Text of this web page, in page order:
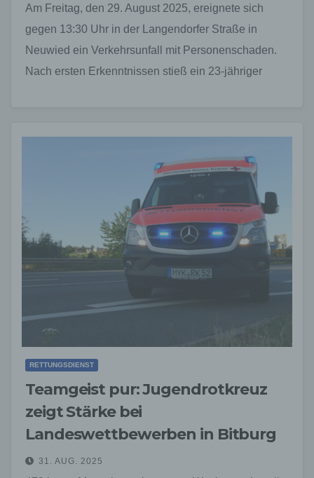
Am Freitag, den 29. August 2025, ereignete sich
gegen 13:30 Uhr in der Langendorfer Straße in
Neuwied ein Verkehrsunfall mit Personenschaden.
Nach ersten Erkenntnissen stieß ein 23-jähriger
RETTUNGSDIENST
Teamgeist pur: Jugendrotkreuz
zeigt Stärke bei
Landeswettbewerben in Bitburg
31. AUG. 2025